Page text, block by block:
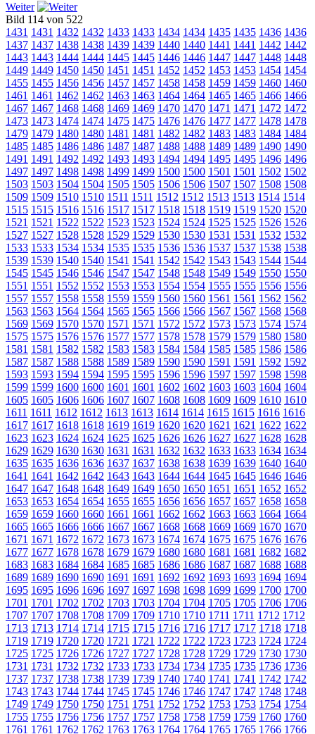
Weiter
Bild 114 von 522
1431 1431 1432 1432 1433 1433 1434 1434 1435 1435 1436 1436
1437 1437 1438 1438 1439 1439 1440 1440 1441 1441 1442 1442
1443 1443 1444 1444 1445 1445 1446 1446 1447 1447 1448 1448
1449 1449 1450 1450 1451 1451 1452 1452 1453 1453 1454 1454
1455 1455 1456 1456 1457 1457 1458 1458 1459 1459 1460 1460
1461 1461 1462 1462 1463 1463 1464 1464 1465 1465 1466 1466
1467 1467 1468 1468 1469 1469 1470 1470 1471 1471 1472 1472
1473 1473 1474 1474 1475 1475 1476 1476 1477 1477 1478 1478
1479 1479 1480 1480 1481 1481 1482 1482 1483 1483 1484 1484
1485 1485 1486 1486 1487 1487 1488 1488 1489 1489 1490 1490
1491 1491 1492 1492 1493 1493 1494 1494 1495 1495 1496 1496
1497 1497 1498 1498 1499 1499 1500 1500 1501 1501 1502 1502
1503 1503 1504 1504 1505 1505 1506 1506 1507 1507 1508 1508
1509 1509 1510 1510 1511 1511 1512 1512 1513 1513 1514 1514
1515 1515 1516 1516 1517 1517 1518 1518 1519 1519 1520 1520
1521 1521 1522 1522 1523 1523 1524 1524 1525 1525 1526 1526
1527 1527 1528 1528 1529 1529 1530 1530 1531 1531 1532 1532
1533 1533 1534 1534 1535 1535 1536 1536 1537 1537 1538 1538
1539 1539 1540 1540 1541 1541 1542 1542 1543 1543 1544 1544
1545 1545 1546 1546 1547 1547 1548 1548 1549 1549 1550 1550
1551 1551 1552 1552 1553 1553 1554 1554 1555 1555 1556 1556
1557 1557 1558 1558 1559 1559 1560 1560 1561 1561 1562 1562
1563 1563 1564 1564 1565 1565 1566 1566 1567 1567 1568 1568
1569 1569 1570 1570 1571 1571 1572 1572 1573 1573 1574 1574
1575 1575 1576 1576 1577 1577 1578 1578 1579 1579 1580 1580
1581 1581 1582 1582 1583 1583 1584 1584 1585 1585 1586 1586
1587 1587 1588 1588 1589 1589 1590 1590 1591 1591 1592 1592
1593 1593 1594 1594 1595 1595 1596 1596 1597 1597 1598 1598
1599 1599 1600 1600 1601 1601 1602 1602 1603 1603 1604 1604
1605 1605 1606 1606 1607 1607 1608 1608 1609 1609 1610 1610
1611 1611 1612 1612 1613 1613 1614 1614 1615 1615 1616 1616
1617 1617 1618 1618 1619 1619 1620 1620 1621 1621 1622 1622
1623 1623 1624 1624 1625 1625 1626 1626 1627 1627 1628 1628
1629 1629 1630 1630 1631 1631 1632 1632 1633 1633 1634 1634
1635 1635 1636 1636 1637 1637 1638 1638 1639 1639 1640 1640
1641 1641 1642 1642 1643 1643 1644 1644 1645 1645 1646 1646
1647 1647 1648 1648 1649 1649 1650 1650 1651 1651 1652 1652
1653 1653 1654 1654 1655 1655 1656 1656 1657 1657 1658 1658
1659 1659 1660 1660 1661 1661 1662 1662 1663 1663 1664 1664
1665 1665 1666 1666 1667 1667 1668 1668 1669 1669 1670 1670
1671 1671 1672 1672 1673 1673 1674 1674 1675 1675 1676 1676
1677 1677 1678 1678 1679 1679 1680 1680 1681 1681 1682 1682
1683 1683 1684 1684 1685 1685 1686 1686 1687 1687 1688 1688
1689 1689 1690 1690 1691 1691 1692 1692 1693 1693 1694 1694
1695 1695 1696 1696 1697 1697 1698 1698 1699 1699 1700 1700
1701 1701 1702 1702 1703 1703 1704 1704 1705 1705 1706 1706
1707 1707 1708 1708 1709 1709 1710 1710 1711 1711 1712 1712
1713 1713 1714 1714 1715 1715 1716 1716 1717 1717 1718 1718
1719 1719 1720 1720 1721 1721 1722 1722 1723 1723 1724 1724
1725 1725 1726 1726 1727 1727 1728 1728 1729 1729 1730 1730
1731 1731 1732 1732 1733 1733 1734 1734 1735 1735 1736 1736
1737 1737 1738 1738 1739 1739 1740 1740 1741 1741 1742 1742
1743 1743 1744 1744 1745 1745 1746 1746 1747 1747 1748 1748
1749 1749 1750 1750 1751 1751 1752 1752 1753 1753 1754 1754
1755 1755 1756 1756 1757 1757 1758 1758 1759 1759 1760 1760
1761 1761 1762 1762 1763 1763 1764 1764 1765 1765 1766 1766